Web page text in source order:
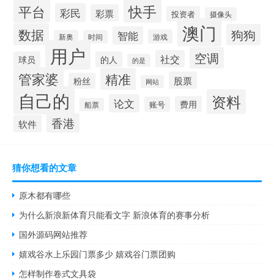
平台 彩民 彩票 快手 投资者 摄像头
数据 新奥 时间 智能 游戏 澳门 狗狗
球员 用户 的人 的是 社交 空调
管家婆 粉丝 精准 网站 股票
自己的 船票 论文 账号 费用 资料
软件 香港
猜你想看的文章
原木都有哪些
为什么新浪新体育只能看文字 新浪体育的赛事分析
国外源码网站推荐
嬉戏谷水上乐园门票多少 嬉戏谷门票团购
怎样制作卷式文具袋